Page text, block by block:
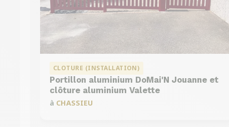
CLOTURE (INSTALLATION)
Portillon aluminium DoMai'N Jouanne et
clôture aluminium Valette
à CHASSIEU